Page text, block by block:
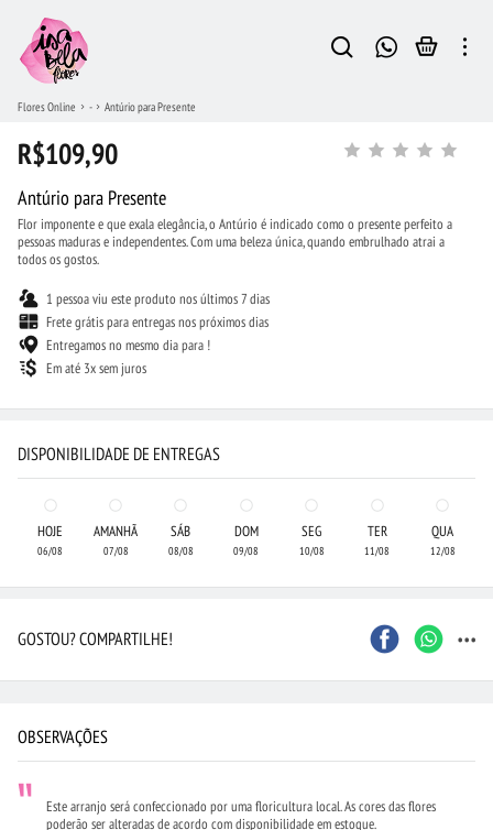
Flores Online - Antúrio para Presente
R$109,90
Antúrio para Presente
Flor imponente e que exala elegância, o Antúrio é indicado como o presente perfeito a
pessoas maduras e independentes. Com uma beleza única, quando embrulhado atrai a
todos os gostos.
1 pessoa viu este produto nos últimos 7 dias
Frete grátis para entregas nos próximos dias
Entregamos no mesmo dia para !
Em até 3x sem juros
DISPONIBILIDADE DE ENTREGAS
HOJE
06/08
AMANHÃ
07/08
SÁB
08/08
DOM
09/08
SEG
10/08
TER
11/08
QUA
12/08
GOSTOU? COMPARTILHE! ...
OBSERVAÇÕES
Este arranjo será confeccionado por uma floricultura local. As cores das flores
poderão ser alteradas de acordo com disponibilidade em estoque.